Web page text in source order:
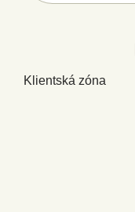
Klientská zóna